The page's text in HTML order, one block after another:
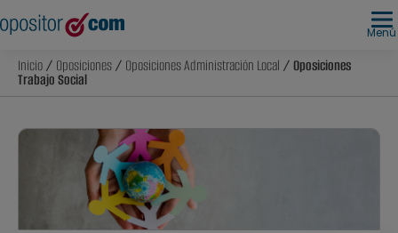
Menú
Inicio/ Oposiciones/ Oposiciones Administración Local / Oposiciones
Trabajo Social